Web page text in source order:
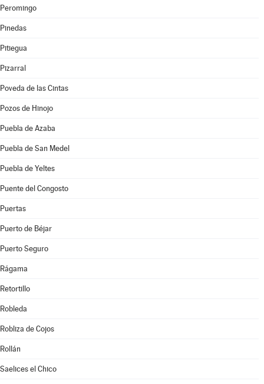
Peromingo
Pinedas
Pitiegua
Pizarral
Poveda de las Cintas
Pozos de Hinojo
Puebla de Azaba
Puebla de San Medel
Puebla de Yeltes
Puente del Congosto
Puertas
Puerto de Béjar
Puerto Seguro
Rágama
Retortillo
Robleda
Robliza de Cojos
Rollán
Saelices el Chico